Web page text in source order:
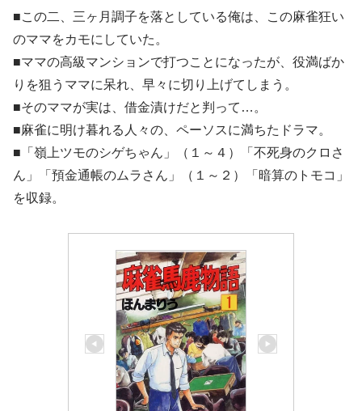
■この二、三ヶ月調子を落としている俺は、この麻雀狂い
のママをカモにしていた。
■ママの高級マンションで打つことになったが、役満ばか
りを狙うママに呆れ、早々に切り上げてしまう。
■そのママが実は、借金漬けだと判って…。
■麻雀に明け暮れる人々の、ペーソスに満ちたドラマ。
■「嶺上ツモのシゲちゃん」（１～４）「不死身のクロさ
ん」「預金通帳のムラさん」（１～２）「暗算のトモコ」
を収録。